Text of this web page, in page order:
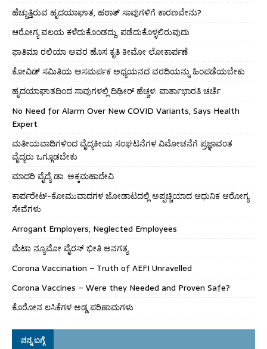
ಹೆಚ್ಚುತ್ತಿರುವ ಹೃದಯಾಘಾತ, ಹಠಾತ್ ಸಾವುಗಳಿಗೆ ಕಾರಣವೇನು?
ಆರೋಗ್ಯ ವಲಯ ಕಳೆದುಕೊಂಡದ್ದು, ಪಡೆದುಕೊಳ್ಳಲಿರುವುದು
ಫಾತಿಮಾ ರಲಿಯಾ ಅವರ ಹೊಸ ಕೃತಿ ಕೀಮೋ ಲೋಕಾರ್ಪಣೆ
ಕೋವಿಡ್ ಸಮಿತಿಯ ಅಸಮರ್ಪಕ ಅಧ್ಯಯನದ ವರದಿಯನ್ನು ಹಿಂಪಡೆಯಬೇಕು
ಹೃದಯಾಘಾತದಿಂದ ಸಾವುಗಳಲ್ಲಿ ದಿಢೀರ್ ಹೆಚ್ಚಳ: ವಾರ್ತಾಭಾರತಿ ಚರ್ಚೆ
No Need for Alarm Over New COVID Variants, Says Health
Expert
ಮತೀಯವಾದಿಗಳಿಂದ ವೈದ್ಯಕೀಯ ಸಂಘಟನೆಗಳ ವಿಮೋಚನೆಗೆ ಪ್ರಜ್ಞಾವಂತ
ವೈದ್ಯರು ಒಗ್ಗೂಡಬೇಕು
ಮಾದರಿ ವೈದ್ಯೆ ಡಾ. ಅಕ್ಕಮಹಾದೇವಿ
ಕಾರ್ಪರೇಟ್-ಕೋಮುವಾದಗಳ ಜೋಡಾಟದಲ್ಲಿ ಅಪ್ಪಚ್ಚಿಯಾದ ಆಧುನಿಕ ಆರೋಗ್ಯ
ಸೇವೆಗಳು
Arrogant Employers, Neglected Employees
ಮೆಟಾ ನ್ಯೂಮೋ ವೈರಸ್ ಭೀತಿ ಅನಗತ್ಯ
Corona Vaccination – Truth of AEFI Unravelled
Corona Vaccines – Were they Needed and Proven Safe?
ಕೊರೋನ ಲಸಿಕೆಗಳ ಅಡ್ಡ ಪರಿಣಾಮಗಳು
ನನ್ನ ಬಗ್ಗೆ